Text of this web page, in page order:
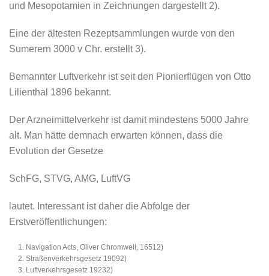
und Mesopotamien in Zeichnungen dargestellt 2).
Eine der ältesten Rezeptsammlungen wurde von den
Sumerern 3000 v Chr. erstellt 3).
Bemannter Luftverkehr ist seit den Pionierflügen von Otto
Lilienthal 1896 bekannt.
Der Arzneimittelverkehr ist damit mindestens 5000 Jahre
alt. Man hätte demnach erwarten können, dass die
Evolution der Gesetze
SchFG, STVG, AMG, LuftVG
lautet. Interessant ist daher die Abfolge der
Erstveröffentlichungen:
Navigation Acts, Oliver Chromwell, 16512)
Straßenverkehrsgesetz 19092)
Luftverkehrsgesetz 19232)